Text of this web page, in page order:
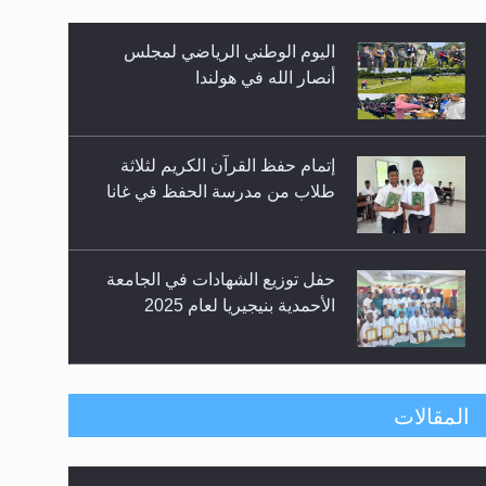
اليوم الوطني الرياضي لمجلس
أنصار الله في هولندا
إتمام حفظ القرآن الكريم لثلاثة
طلاب من مدرسة الحفظ في غانا
حفل توزيع الشهادات في الجامعة
الأحمدية بنيجيريا لعام 2025
معرض القرآن الكريم لمدة ثلاثين
المقالات